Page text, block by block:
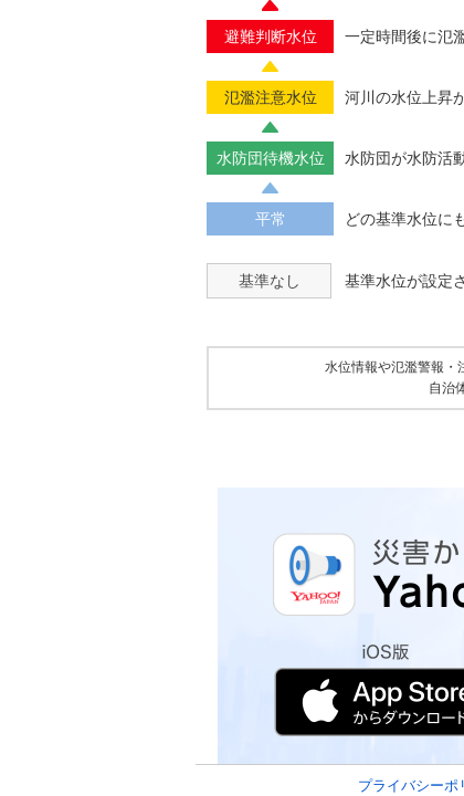
避難判断水位 一定時間後に氾
氾濫注意水位 河川の水位上昇
水防団待機水位 水防団が水防活
平常 どの基準水位に
基準なし 基準水位が設定
水位情報や氾濫警報・
自治
プライバシーポ